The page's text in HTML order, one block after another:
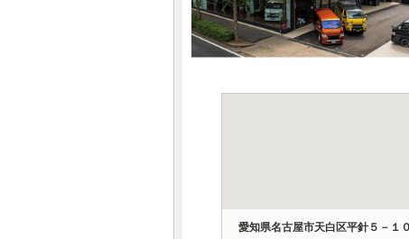
愛知県名古屋市天白区平針５－１